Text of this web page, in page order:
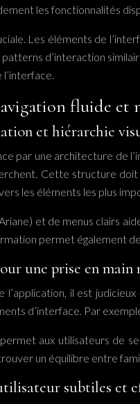
les fonctionnalités
Les éléments de
d’interaction
l’interface.
fluide et
et hiérarchie
par une architecture de
Cette structure
les éléments les plus
et de menus clairs
permet également
une prise en main
l’application, il est
d’interface. Par
aux utilisateurs de
un équilibre entre
subtiles et